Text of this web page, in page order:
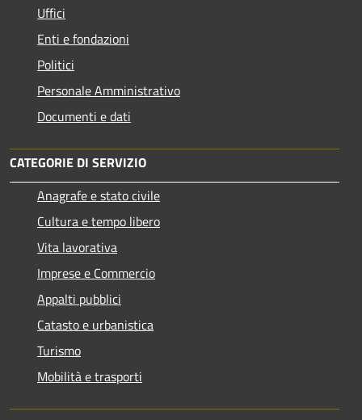
Uffici
Enti e fondazioni
Politici
Personale Amministrativo
Documenti e dati
CATEGORIE DI SERVIZIO
Anagrafe e stato civile
Cultura e tempo libero
Vita lavorativa
Imprese e Commercio
Appalti pubblici
Catasto e urbanistica
Turismo
Mobilità e trasporti